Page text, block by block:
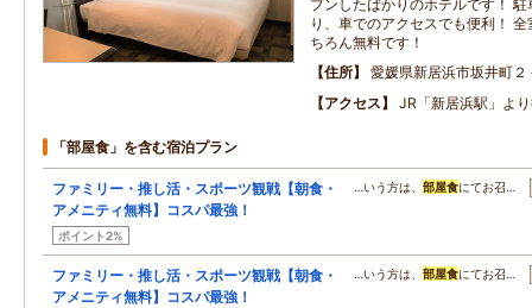
プンしたばかりのホテルです！
り、車でのアクセスでも便利！
ちろん無料です！
住所
愛媛県新居浜市坂井町２
アクセス
JR「新居浜駅」よ
「部屋食」を含む宿泊プラン
ファミリー・推し活・スポーツ観戦【朝食・
アメニティ無料】コスパ最強！
ポイント2%
…いう方は、 部屋食にてお召…
ファミリー・推し活・スポーツ観戦【朝食・
アメニティ無料】コスパ最強！
…いう方は、 部屋食にてお召…